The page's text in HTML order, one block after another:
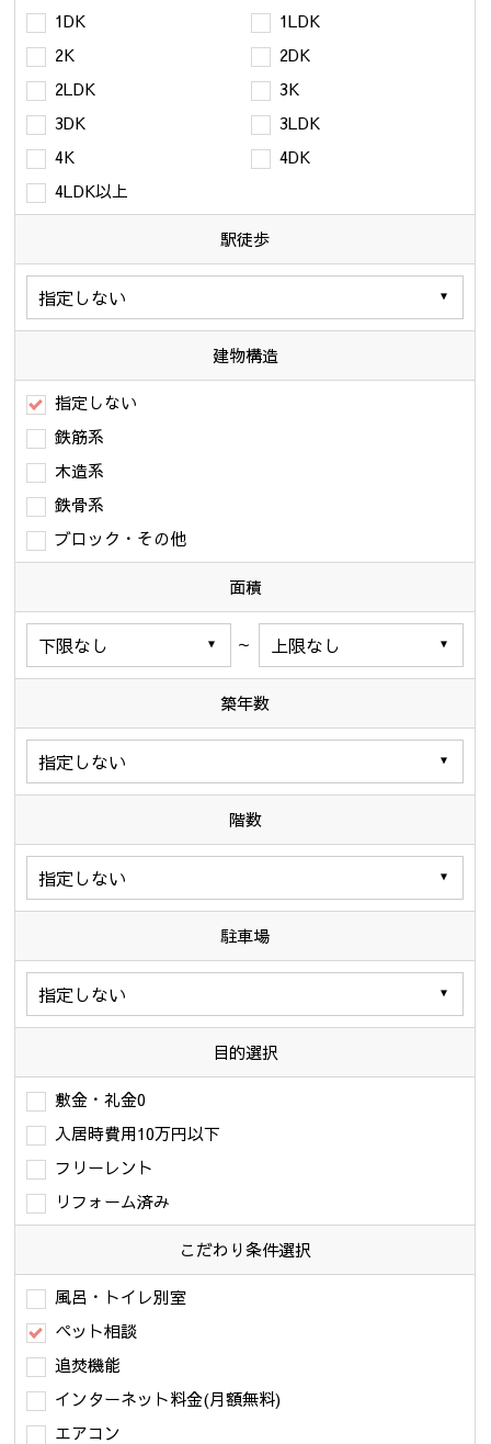
1DK
1LDK
2K
2DK
2LDK
3K
3DK
3LDK
4K
4DK
4LDK以上
駅徒歩
建物構造
指定しない
鉄筋系
木造系
鉄骨系
ブロック・その他
面積
～
築年数
階数
駐車場
目的選択
敷金・礼金0
入居時費用10万円以下
フリーレント
リフォーム済み
こだわり条件選択
風呂・トイレ別室
ペット相談
追焚機能
インターネット料金(月額無料)
エアコン